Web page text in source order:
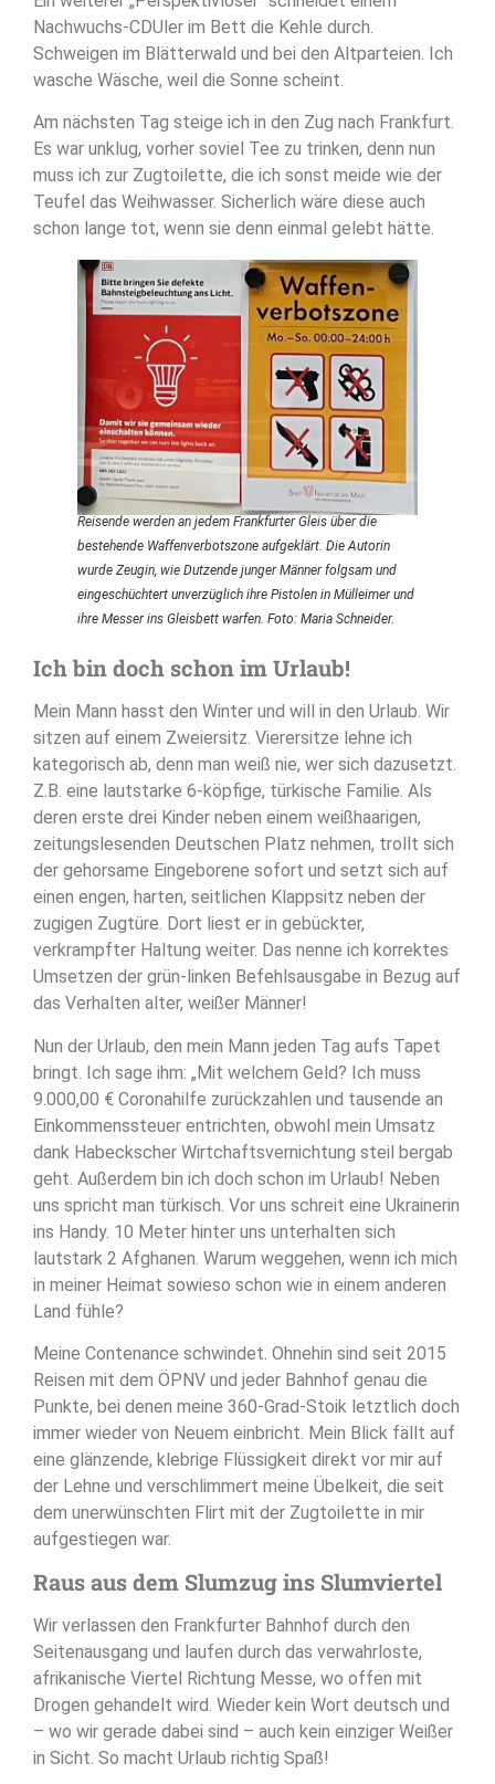
Nachwuchs-CDUler im Bett die Kehle durch.
Schweigen im Blätterwald und bei den Altparteien. Ich
wasche Wäsche, weil die Sonne scheint.
Am nächsten Tag steige ich in den Zug nach Frankfurt.
Es war unklug, vorher soviel Tee zu trinken, denn nun
muss ich zur Zugtoilette, die ich sonst meide wie der
Teufel das Weihwasser. Sicherlich wäre diese auch
schon lange tot, wenn sie denn einmal gelebt hätte.
Reisende werden an jedem Frankfurter Gleis über die
bestehende Waffenverbotszone aufgeklärt. Die Autorin
wurde Zeugin, wie Dutzende junger Männer folgsam und
eingeschüchtert unverzüglich ihre Pistolen in Mülleimer und
ihre Messer ins Gleisbett warfen. Foto: Maria Schneider.
Ich bin doch schon im Urlaub!
Mein Mann hasst den Winter und will in den Urlaub. Wir
sitzen auf einem Zweiersitz. Vierersitze lehne ich
kategorisch ab, denn man weiß nie, wer sich dazusetzt.
Z.B. eine lautstarke 6-köpfige, türkische Familie. Als
deren erste drei Kinder neben einem weißhaarigen,
zeitungslesenden Deutschen Platz nehmen, trollt sich
der gehorsame Eingeborene sofort und setzt sich auf
einen engen, harten, seitlichen Klappsitz neben der
zugigen Zugtüre. Dort liest er in gebückter,
verkrampfter Haltung weiter. Das nenne ich korrektes
Umsetzen der grün-linken Befehlsausgabe in Bezug auf
das Verhalten alter, weißer Männer!
Nun der Urlaub, den mein Mann jeden Tag aufs Tapet
bringt. Ich sage ihm: „Mit welchem Geld? Ich muss
9.000,00 € Coronahilfe zurückzahlen und tausende an
Einkommenssteuer entrichten, obwohl mein Umsatz
dank Habeckscher Wirtchaftsvernichtung steil bergab
geht. Außerdem bin ich doch schon im Urlaub! Neben
uns spricht man türkisch. Vor uns schreit eine Ukrainerin
ins Handy. 10 Meter hinter uns unterhalten sich
lautstark 2 Afghanen. Warum weggehen, wenn ich mich
in meiner Heimat sowieso schon wie in einem anderen
Land fühle?
Meine Contenance schwindet. Ohnehin sind seit 2015
Reisen mit dem ÖPNV und jeder Bahnhof genau die
Punkte, bei denen meine 360-Grad-Stoik letztlich doch
immer wieder von Neuem einbricht. Mein Blick fällt auf
eine glänzende, klebrige Flüssigkeit direkt vor mir auf
der Lehne und verschlimmert meine Übelkeit, die seit
dem unerwünschten Flirt mit der Zugtoilette in mir
aufgestiegen war.
Raus aus dem Slumzug ins Slumviertel
Wir verlassen den Frankfurter Bahnhof durch den
Seitenausgang und laufen durch das verwahrloste,
afrikanische Viertel Richtung Messe, wo offen mit
Drogen gehandelt wird. Wieder kein Wort deutsch und
– wo wir gerade dabei sind – auch kein einziger Weißer
in Sicht. So macht Urlaub richtig Spaß!